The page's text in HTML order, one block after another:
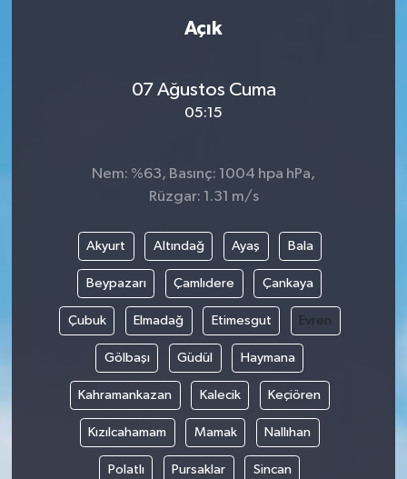
Açık
07 Ağustos Cuma
05:15
Nem: %63, Basınç: 1004 hpa hPa,
Rüzgar: 1.31 m/s
Akyurt Altındağ Ayaş Bala
Beypazarı Çamlıdere Çankaya
Çubuk Elmadağ Etimesgut Evren
Gölbaşı Güdül Haymana
Kahramankazan Kalecik Keçiören
Kızılcahamam Mamak Nallıhan
Polatlı Pursaklar Sincan
Kültür ve Sanat
Sivil Toplum
Tarım
Bilim ve Teknoloji
Güvenlik
Resmi İlanlar